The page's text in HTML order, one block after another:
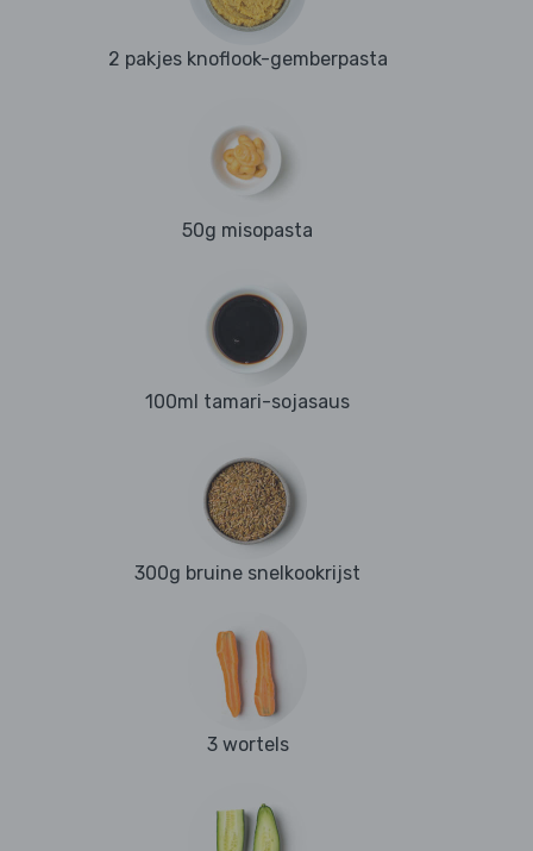
2 pakjes knoflook-gemberpasta
50g misopasta
100ml tamari-sojasaus
300g bruine snelkookrijst
3 wortels